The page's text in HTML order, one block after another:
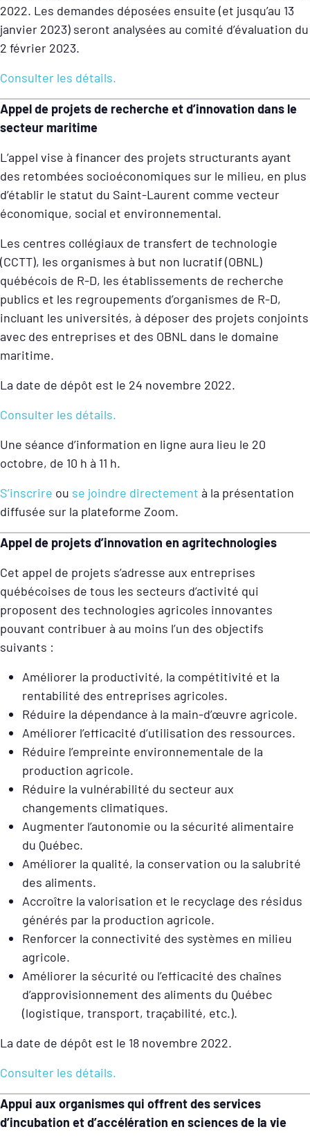
2022. Les demandes déposées ensuite (et jusqu’au 13
janvier 2023) seront analysées au comité d’évaluation du
2 février 2023.
Consulter les détails.
Appel de projets de recherche et d’innovation dans le
secteur maritime
L’appel vise à financer des projets structurants ayant
des retombées socioéconomiques sur le milieu, en plus
d’établir le statut du Saint-Laurent comme vecteur
économique, social et environnemental.
Les centres collégiaux de transfert de technologie
(CCTT), les organismes à but non lucratif (OBNL)
québécois de R-D, les établissements de recherche
publics et les regroupements d’organismes de R-D,
incluant les universités, à déposer des projets conjoints
avec des entreprises et des OBNL dans le domaine
maritime.
La date de dépôt est le 24 novembre 2022.
Consulter les détails.
Une séance d’information en ligne aura lieu le 20
octobre, de 10 h à 11 h.
S’inscrire ou se joindre directement à la présentation
diffusée sur la plateforme Zoom.
Appel de projets d’innovation en agritechnologies
Cet appel de projets s’adresse aux entreprises
québécoises de tous les secteurs d’activité qui
proposent des technologies agricoles innovantes
pouvant contribuer à au moins l’un des objectifs
suivants :
Améliorer la productivité, la compétitivité et la
rentabilité des entreprises agricoles.
Réduire la dépendance à la main-d’œuvre agricole.
Améliorer l’efficacité d’utilisation des ressources.
Réduire l’empreinte environnementale de la
production agricole.
Réduire la vulnérabilité du secteur aux
changements climatiques.
Augmenter l’autonomie ou la sécurité alimentaire
du Québec.
Améliorer la qualité, la conservation ou la salubrité
des aliments.
Accroître la valorisation et le recyclage des résidus
générés par la production agricole.
Renforcer la connectivité des systèmes en milieu
agricole.
Améliorer la sécurité ou l’efficacité des chaînes
d’approvisionnement des aliments du Québec
(logistique, transport, traçabilité, etc.).
La date de dépôt est le 18 novembre 2022.
Consulter les détails.
Appui aux organismes qui offrent des services
d’incubation et d’accélération en sciences de la vie